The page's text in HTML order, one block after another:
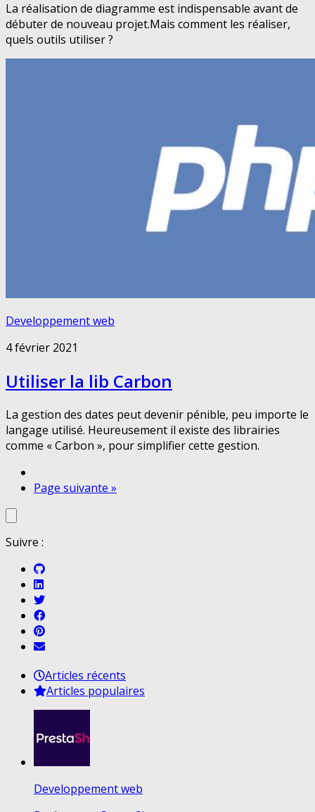
La réalisation de diagramme est indispensable avant de
débuter de nouveau projet.Mais comment les réaliser,
quels outils utiliser ?
Developpement web
4 février 2021
Utiliser la lib Carbon
La gestion des dates peut devenir pénible, peu importe le
langage utilisé. Heureusement il existe des librairies
comme « Carbon », pour simplifier cette gestion.
Page suivante »
Suivre :
Articles récents
Articles populaires
Developpement web